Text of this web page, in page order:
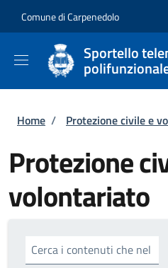
Comune di Carpenedolo
Sportello
Briciole di pane
Home / Protezione civile e
Protezione
volontariato
Cerca i contenuti che nel